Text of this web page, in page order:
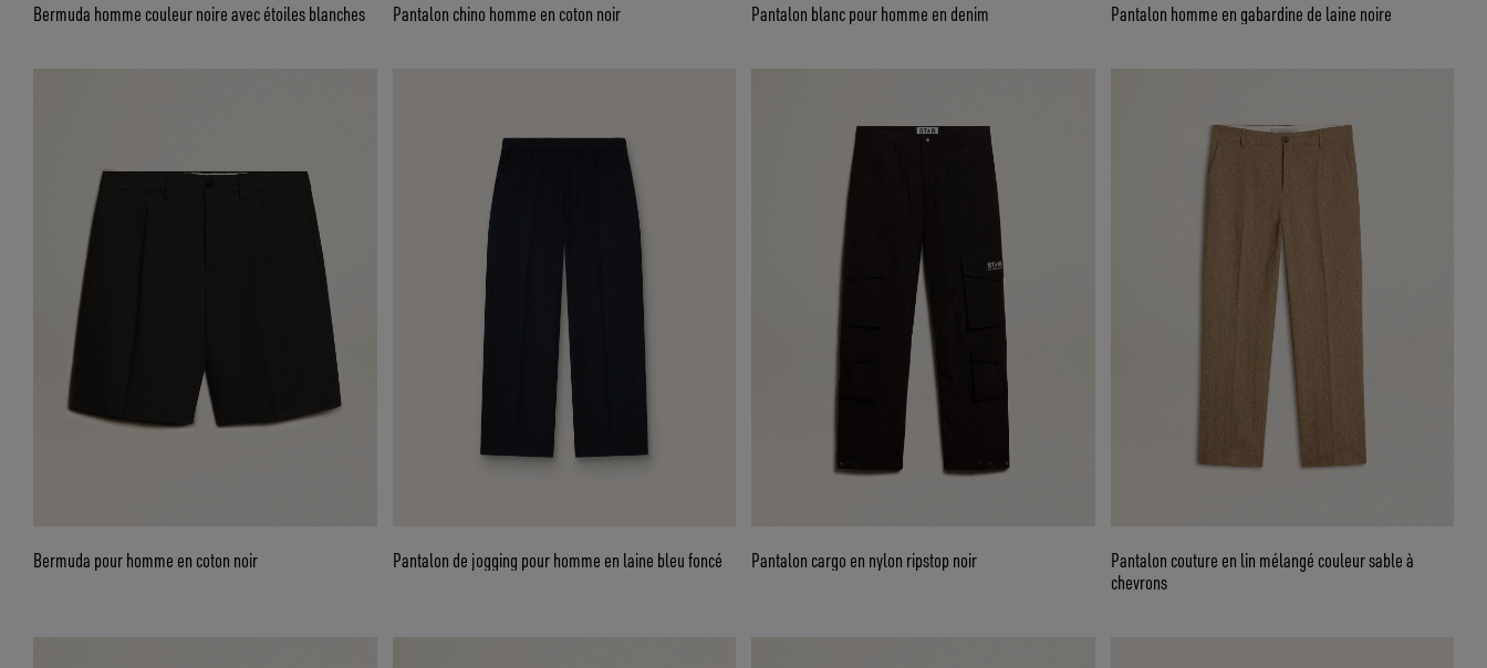
Bermuda homme couleur noire avec étoiles blanches Pantalon chino homme en coton noir Pantalon blanc pour homme en denim Pantalon homme en gabardine de laine noire
Bermuda pour homme en coton noir Pantalon de jogging pour homme en laine bleu foncé Pantalon cargo en nylon ripstop noir
Pantalon couture en lin mélangé couleur sable à
chevrons